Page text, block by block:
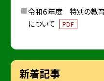
令和６年度 特別の教育
について
PDF
新着記事